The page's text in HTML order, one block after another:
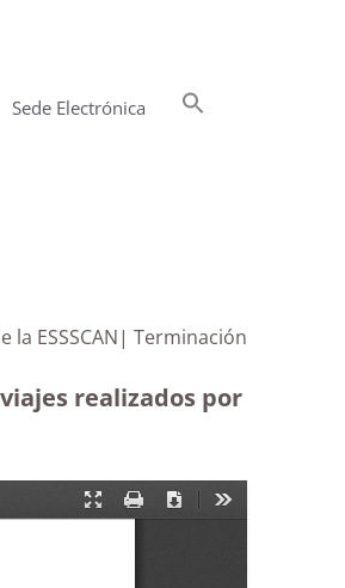
Sede Electrónica
ESSSCAN| Terminación
realizados por